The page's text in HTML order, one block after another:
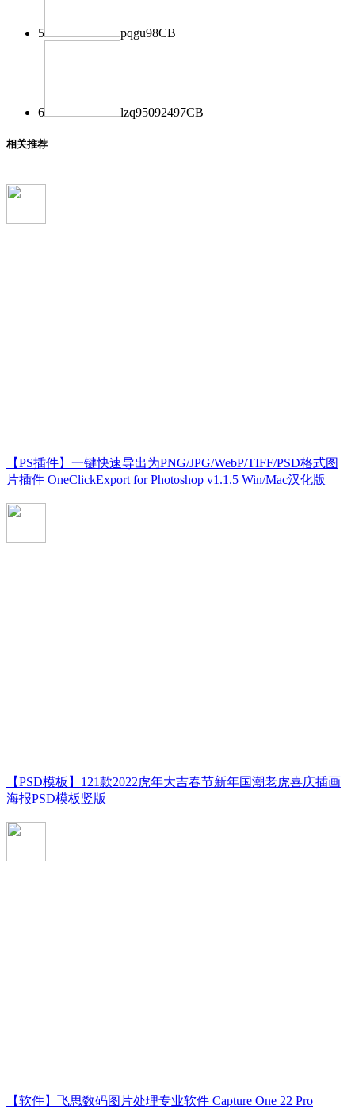
5 pqgu98CB
6 lzq95092497CB
相关推荐
【PS插件】一键快速导出为PNG/JPG/WebP/TIFF/PSD格式图
片插件 OneClickExport for Photoshop v1.1.5 Win/Mac汉化版
【PSD模板】121款2022虎年大吉春节新年国潮老虎喜庆插画
海报PSD模板竖版
【软件】飞思数码图片处理专业软件 Capture One 22 Pro